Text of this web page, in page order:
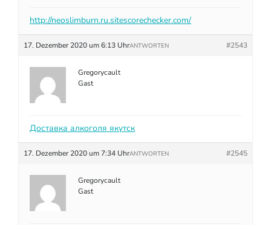
http://neoslimburn.ru.sitescorechecker.com/
17. Dezember 2020 um 6:13 Uhr #2543
ANTWORTEN
Gregorycault
Gast
Доставка алкоголя якутск
17. Dezember 2020 um 7:34 Uhr #2545
ANTWORTEN
Gregorycault
Gast